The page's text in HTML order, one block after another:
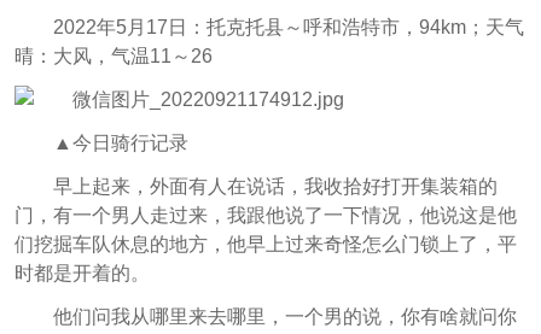
2022年5月17日：托克托县～呼和浩特市，94km；天气
晴：大风，气温11～26
▲今日骑行记录
早上起来，外面有人在说话，我收拾好打开集装箱的
门，有一个男人走过来，我跟他说了一下情况，他说这是他
们挖掘车队休息的地方，他早上过来奇怪怎么门锁上了，平
时都是开着的。
他们问我从哪里来去哪里，一个男的说，你有啥就问你